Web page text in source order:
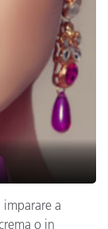
a
o in